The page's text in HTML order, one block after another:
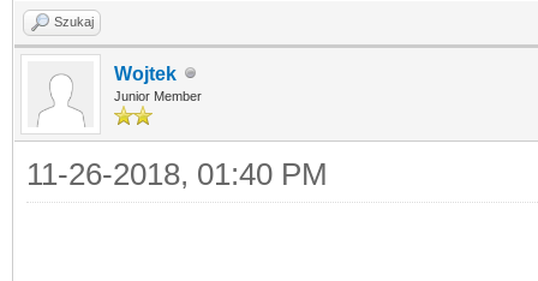
Szukaj
Wojtek
Junior Member
11-26-2018, 01:40 PM